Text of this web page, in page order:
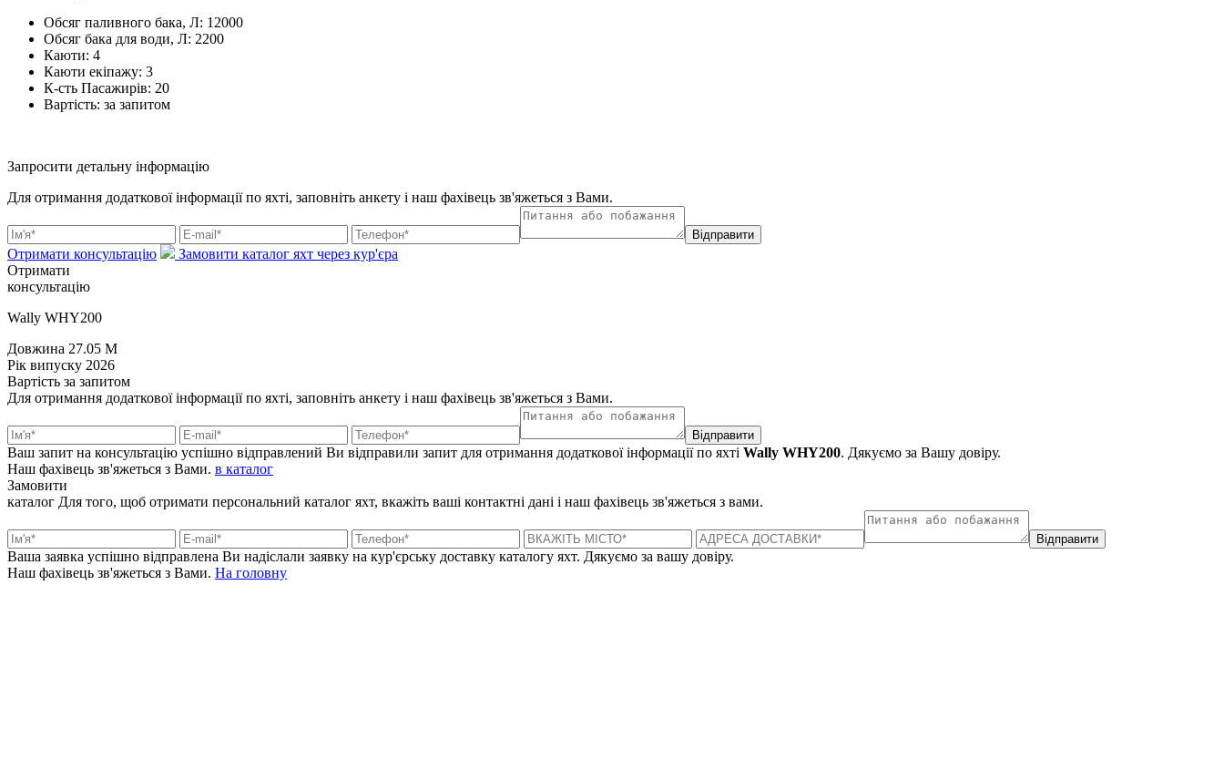
Обсяг паливного бака, Л: 12000
Обсяг бака для води, Л: 2200
Каюти: 4
Каюти екіпажу: 3
К-сть Пасажирів: 20
Вартість: за запитом
Запросити детальну інформацію
Для отримання додаткової інформації по яхті, заповніть анкету і наш фахівець зв'яжеться з Вами.
Відправити
Отримати консультацію
Замовити каталог яхт через кур'єра
Отримати
консультацію
Wally WHY200
Довжина 27.05 M
Рік випуску 2026
Вартість за запитом
Для отримання додаткової інформації по яхті, заповніть анкету і наш фахівець зв'яжеться з Вами.
Відправити
Ваш запит на консультацію успішно відправлений Ви відправили запит для отримання додаткової інформації по яхті Wally WHY200. Дякуємо за Вашу довіру.
Наш фахівець зв'яжеться з Вами. в каталог
Замовити
каталог Для того, щоб отримати персональний каталог яхт, вкажіть ваші контактні дані і наш фахівець зв'яжеться з вами.
Відправити
Ваша заявка успішно відправлена Ви надіслали заявку на кур'єрську доставку каталогу яхт. Дякуємо за вашу довіру.
Наш фахівець зв'яжеться з Вами. На головну